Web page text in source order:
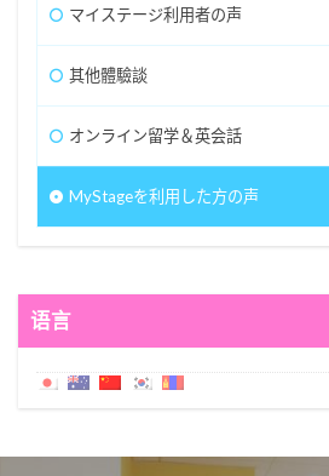
マイステージ利用者の声
其他體驗談
オンライン留学＆英会話
MyStageを利用した方の声
语言